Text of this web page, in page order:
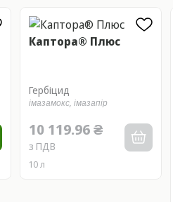
Каптора® Плюс
Гербіцид
імазамокс, імазапір
10 119.96 ₴
з ПДВ
10 л